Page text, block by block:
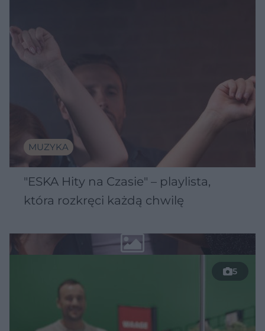
MUZYKA
"ESKA Hity na Czasie" – playlista,
która rozkręci każdą chwilę
5